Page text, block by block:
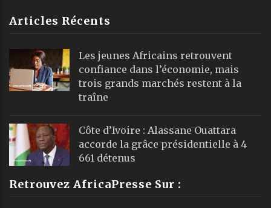
Articles Récents
Les jeunes Africains retrouvent
confiance dans l’économie, mais
trois grands marchés restent à la
traîne
Côte d’Ivoire : Alassane Ouattara
accorde la grâce présidentielle à 4
661 détenus
Retrouvez AfricaPresse Sur :